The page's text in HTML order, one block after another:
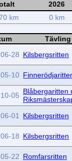
2026
km
0 km
Tävling
28 Kilsbergsritten
10
05 Blåbergaritten
01
Kilsbergsritten
18 Kilsbergsritten
22 Romfarsritten